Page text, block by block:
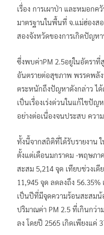
เรื่อง การเผาป่า และหมอกค
มาตรฐานในพื้นที่ จ.แม่ฮ่องส
สองจังหวัดของการเกิดปัญห
ซึ่งพบค่าPM 2.5อยู่ในอัตรา
อันตรายต่อสุขภาพ พรรคพลัง
ตระหนักถึงปัญหาดังกล่าว ได้
เป็นเรื่องเร่งด่วนในแก้ไขปั
อย่างต่อเนื่องจนประสบ ความ
ทั้งนี้จากสถิติที่ได้รับรายงาน
ตั้งแต่เดือนมกราคม -พฤษภา
สะสม 5,214 จุด เทียบช่วงเ
11,945 จุด ลดลงถึง
เป็นปีที่มีจุดความร้อนสะสม
ปริมาณค่า PM 2.5 ที่เกินกว่
ลง โดยปี 2565 เกิดเพียงแค่